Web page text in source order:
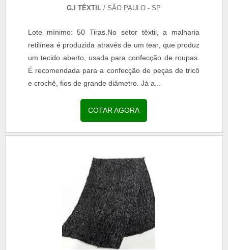
G.I TÊXTIL/ SÃO PAULO - SP
Lote mínimo: 50 Tiras.No setor têxtil, a malharia
retilínea é produzida através de um tear, que produz
um tecido aberto, usada para confecção de roupas.
É recomendada para a confecção de peças de tricô
e crochê, fios de grande diâmetro. Já a...
COTAR AGORA